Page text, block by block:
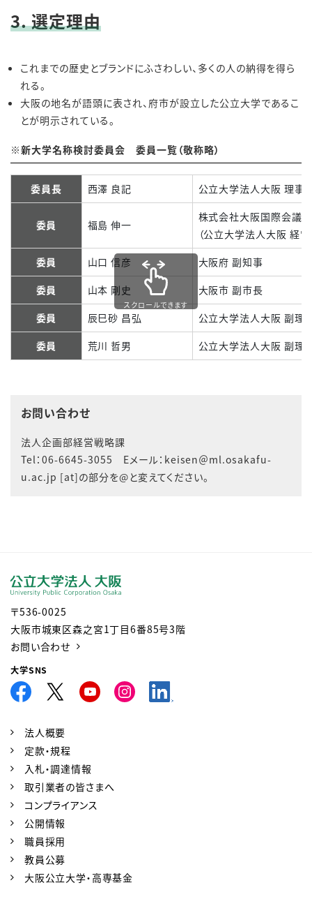
3. 選定理由
これまでの歴史とブランドにふさわしい、多くの人の納得を得ら
れる。
大阪の地名が語頭に表され、府市が設立した公立大学であるこ
とが明示されている。
※新大学名称検討委員会 委員一覧（敬称略）
委員長 西澤 良記 公立大学法人大阪 理事
委員 福島 伸一
株式会社大阪国際会議
（公立大学法人大阪 経
委員
山口 信彦
大阪府 副知事
委員
山本 剛史
大阪市 副市長
委員
辰巳砂 昌弘
公立大学法人大阪 副理
委員
荒川 哲男 公立大学法人大阪 副理
スクロールできます
お問い合わせ
法人企画部経営戦略課
Tel：06-6645-3055 Eメール：keisen＠ml.osakafu-
u.ac.jp [at]の部分を@と変えてください。
〒536-0025
大阪市城東区森之宮1丁目6番85号3階
お問い合わせ
大学SNS
法人概要
定款・規程
入札・調達情報
取引業者の皆さまへ
コンプライアンス
公開情報
職員採用
教員公募
大阪公立大学・高専基金